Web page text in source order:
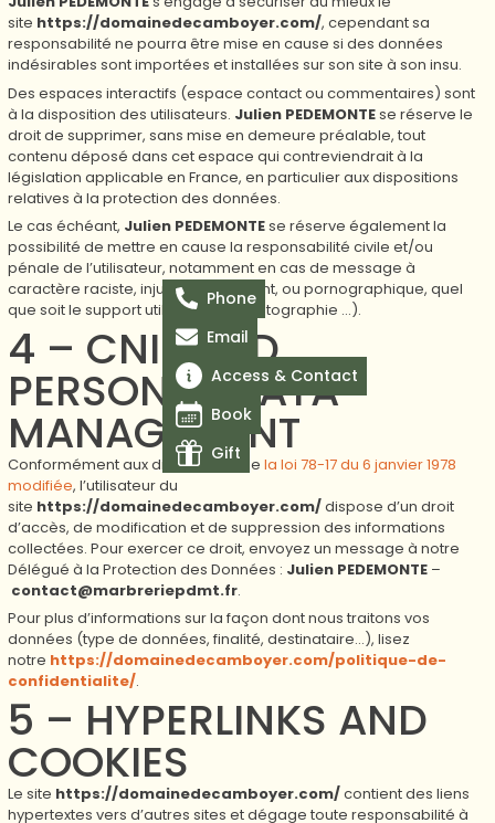
site https://domainedecamboyer.com/, cependant sa
responsabilité ne pourra être mise en cause si des données
indésirables sont importées et installées sur son site à son insu.
Des espaces interactifs (espace contact ou commentaires) sont
à la disposition des utilisateurs. Julien PEDEMONTEse réserve le
droit de supprimer, sans mise en demeure préalable, tout
contenu déposé dans cet espace qui contreviendrait à la
législation applicable en France, en particulier aux dispositions
relatives à la protection des données.
Le cas échéant, Julien PEDEMONTEse réserve également la
possibilité de mettre en cause la responsabilité civile et/ou
pénale de l’utilisateur, notamment en cas de message à
caractère raciste, injurieux, diffamant, ou pornographique, quel
que soit le support utilisé (texte, photographie …).
4 – CNIL AND
PERSONAL DATA
MANAGEMENT
Conformément aux dispositions dela loi 78-17 du 6 janvier 1978
modifiée, l’utilisateur du
site https://domainedecamboyer.com/dispose d’un droit
d’accès, de modification et de suppression des informations
collectées. Pour exercer ce droit, envoyez un message à notre
Délégué à la Protection des Données : Julien PEDEMONTE –
contact@marbreriepdmt.fr.
Pour plus d’informations sur la façon dont nous traitons vos
données (type de données, finalité, destinataire…), lisez
notre https://domainedecamboyer.com/politique-de-
confidentialite/.
5 – HYPERLINKS AND
COOKIES
Le site https://domainedecamboyer.com/contient des liens
hypertextes vers d’autres sites et dégage toute responsabilité à
Phone
Email
Access & Contact
Book
Gift